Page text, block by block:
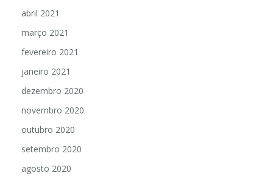
abril 2021
março 2021
fevereiro 2021
janeiro 2021
dezembro 2020
novembro 2020
outubro 2020
setembro 2020
agosto 2020